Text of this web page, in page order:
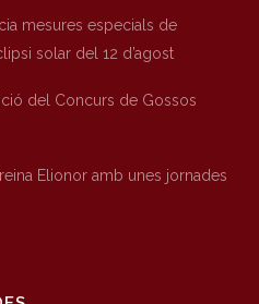
mesures especials de
solar del 12 d’agost
del Concurs de Gossos
Elionor amb unes jornades